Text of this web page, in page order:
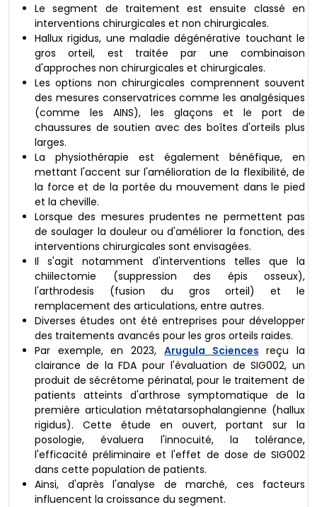
Le segment de traitement est ensuite classé en
interventions chirurgicales et non chirurgicales.
Hallux rigidus, une maladie dégénérative touchant le
gros orteil, est traitée par une combinaison
d'approches non chirurgicales et chirurgicales.
Les options non chirurgicales comprennent souvent
des mesures conservatrices comme les analgésiques
(comme les AINS), les glaçons et le port de
chaussures de soutien avec des boîtes d'orteils plus
larges.
La physiothérapie est également bénéfique, en
mettant l'accent sur l'amélioration de la flexibilité, de
la force et de la portée du mouvement dans le pied
et la cheville.
Lorsque des mesures prudentes ne permettent pas
de soulager la douleur ou d'améliorer la fonction, des
interventions chirurgicales sont envisagées.
Il s'agit notamment d'interventions telles que la
chiilectomie (suppression des épis osseux),
l'arthrodesis (fusion du gros orteil) et le
remplacement des articulations, entre autres.
Diverses études ont été entreprises pour développer
des traitements avancés pour les gros orteils raides.
Par exemple, en 2023, Arugula Sciences reçu la
clairance de la FDA pour l'évaluation de SIG002, un
produit de sécrétome périnatal, pour le traitement de
patients atteints d'arthrose symptomatique de la
première articulation métatarsophalangienne (hallux
rigidus). Cette étude en ouvert, portant sur la
posologie, évaluera l'innocuité, la tolérance,
l'efficacité préliminaire et l'effet de dose de SIG002
dans cette population de patients.
Ainsi, d'après l'analyse de marché, ces facteurs
influencent la croissance du segment.